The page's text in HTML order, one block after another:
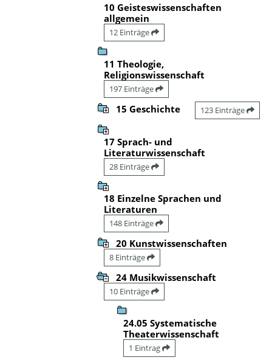
10 Geisteswissenschaften
allgemein
12 Einträge
11 Theologie,
Religionswissenschaft
197 Einträge
15 Geschichte 123 Einträge
17 Sprach- und
Literaturwissenschaft
28 Einträge
18 Einzelne Sprachen und
Literaturen
148 Einträge
20 Kunstwissenschaften
8 Einträge
24 Musikwissenschaft
10 Einträge
24.05 Systematische
Theaterwissenschaft
1 Eintrag